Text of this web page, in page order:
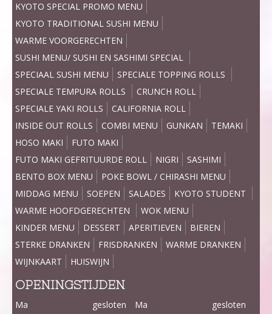
KYOTO SPECIAL PROMO MENU
KYOTO TRADITIONAL SUSHI MENU
WARME VOORGERECHTEN
SUSHI MENU/ SUSHI EN SASHIMI SPECIAL
SPECIAAL SUSHI MENU
SPECIALE TOPPING ROLLS
SPECIALE TEMPURA ROLLS
CRUNCH ROLL
SPECIALE YAKI ROLLS
CALIFORNIA ROLL
INSIDE OUT ROLLS
COMBI MENU GUNKAN
TEMAKI
HOSO MAKI
FUTO MAKI
FUTO MAKI GEFRITUURDE ROLL
NIGRI
SASHIMI
BENTO BOX MENU
POKE BOWL / CHIRASHI MENU
MIDDAG MENU
SOEPEN SALADES
KYOTO STUDENT
WARME HOOFDGERECHTEN
WOK MENU
KINDER MENU
DESSERT APERITIEVEN
BIEREN
STERKE DRANKEN
FRISDRANKEN
WARME DRANKEN
WIJNKAART
HUISWIJN
OPENINGSTIJDEN
Ma gesloten Ma
gesloten